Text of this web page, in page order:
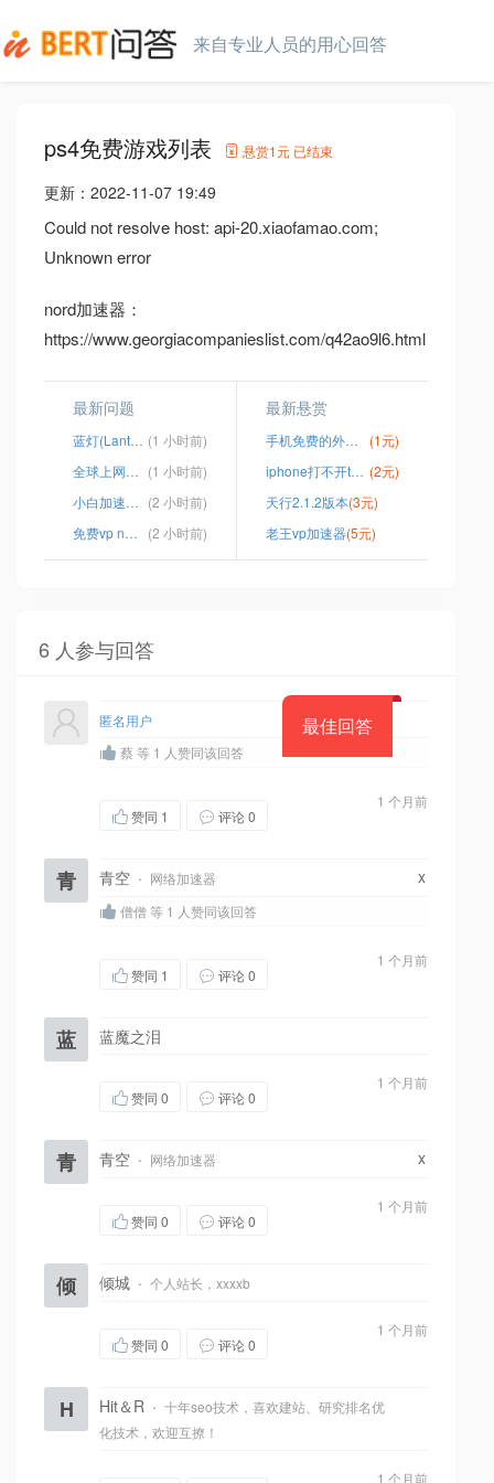
来自专业人员的用心回答
ps4免费游戏列表 悬赏1元 已结束
更新： 2022-11-07 19:49
Could not resolve host: api-20.xiaofamao.com;
Unknown error
nord加速器：
https://www.georgiacompanieslist.com/q42ao9l6.html
最新问题
蓝灯(Lantern) (1 小时前)
全球上网插件有什么用 (1 小时前)
小白加速器账号 (2 小时前)
免费vp n代理软件
(2 小时前)
最新悬赏
手机免费的外网加速器
(1元)
iphone打不开twitter (2元)
天行2.1.2版本(3元)
老王vp加速器(5元)
6 人参与回答
最佳回答
匿名用户
蔡 等 1 人赞同该回答
1 个月前
赞同 1 评论 0
青 青空 · 网络加速器 x
僧僧 等 1 人赞同该回答
1 个月前
赞同 1 评论 0
蓝 蓝魔之泪
1 个月前
赞同 0 评论 0
青 青空 · 网络加速器 x
1 个月前
赞同 0 评论 0
倾 倾城 · 个人站长，xxxxb
1 个月前
赞同 0 评论 0
H Hit＆R · 十年seo技术，喜欢建站、研究排名优
化技术，欢迎互撩！
1 个月前